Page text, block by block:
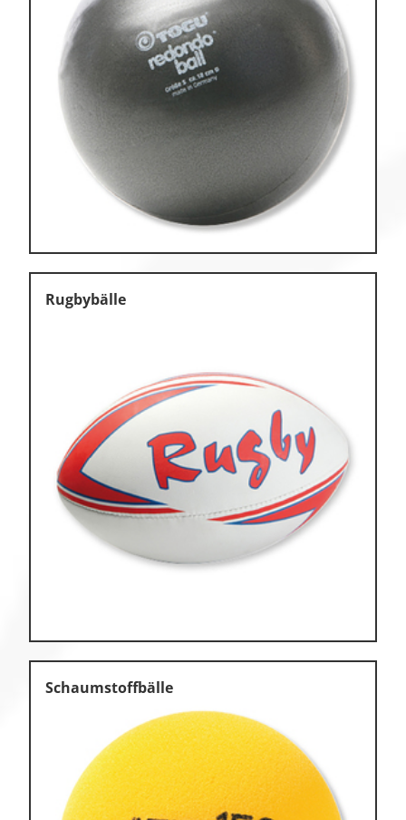
Rugbybälle
Schaumstoffbälle